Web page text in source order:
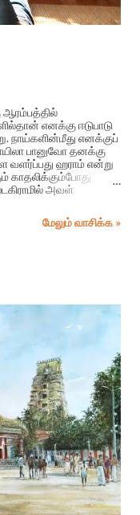
ஆரம்பத்தில்
எனக்கு ஈடுபாடு
நாய்களின்மீது எனக்குப்
பானுவோ தனக்கு
வளர்ப்பது ஹராம் என்று
காதலிக்கும்போது
அவள்
மீட்பது.
இப்படித் தினமும்
டாக் பண்ணுவாள்.
இத பாத்தியாடா?”
மேலும் வாசிக்க »